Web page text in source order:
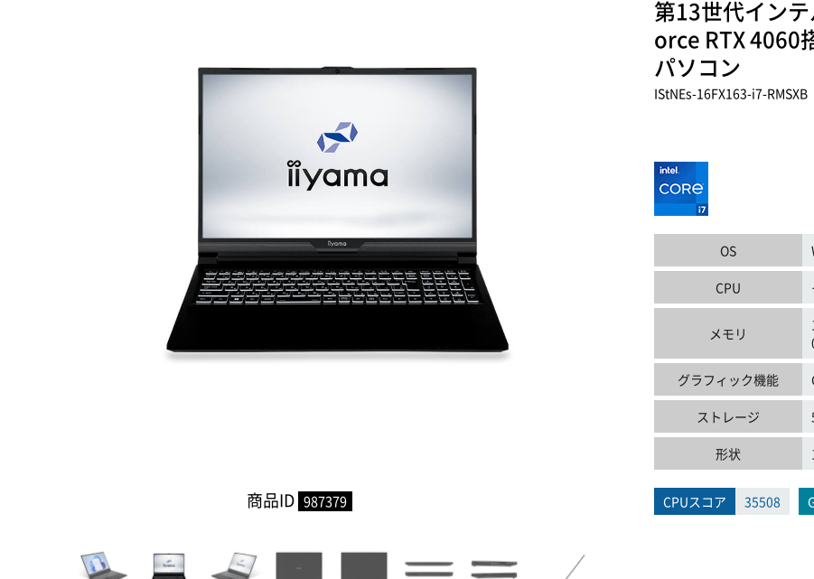
商品ID 987379
第13世代イン
orce RTX 4060
パソコン
IStNEs-16FX163-i7-RMSXB
OS
CPU
メモリ
グラフィック機能
ストレージ
形状
CPUスコア 35508